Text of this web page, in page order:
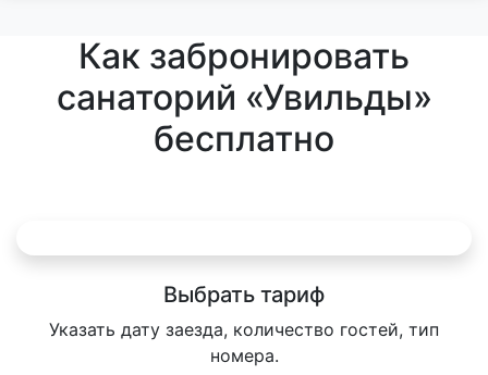
Как забронировать
cанаторий «Увильды»
бесплатно
Выбрать тариф
Указать дату заезда, количество гостей, тип
номера.